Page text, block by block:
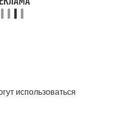
использоваться